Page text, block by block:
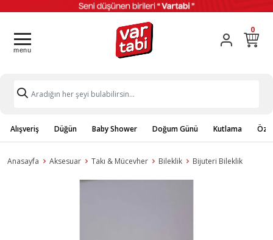
0
Alışveriş Düğün Baby Shower Doğum Günü Kutlama
Anasayfa Aksesuar Takı & Mücevher Bileklik Bijuteri Bileklik